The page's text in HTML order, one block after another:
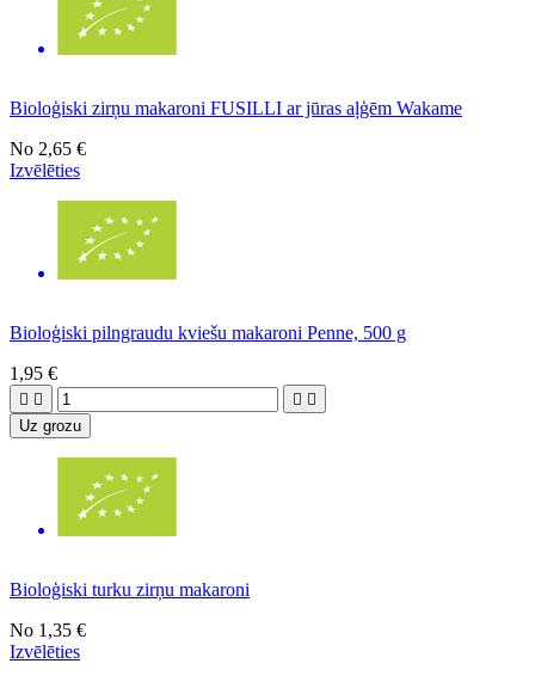
Bioloģiski zirņu makaroni FUSILLI ar jūras aļģēm Wakame
No 2,65 €
Izvēlēties
Bioloģiski pilngraudu kviešu makaroni Penne, 500 g
1,95 €
   
Uz grozu
Bioloģiski turku zirņu makaroni
No 1,35 €
Izvēlēties